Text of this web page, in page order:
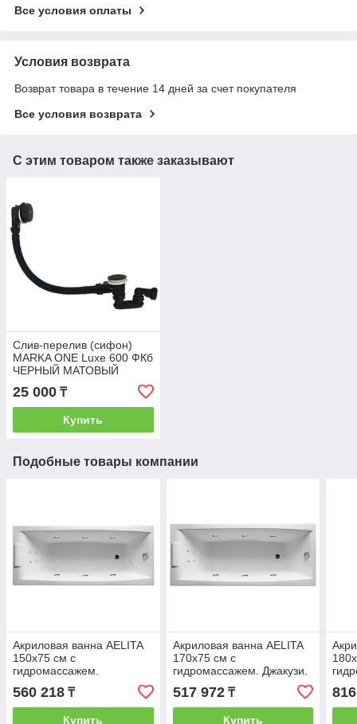
Все условия оплаты
Условия возврата
Возврат товара в течение 14 дней за счет покупателя
Все условия возврата
С этим товаром также заказывают
Слив-перелив (сифон)
MARKA ONE Luxe 600 ФКб
ЧЕРНЫЙ МАТОВЫЙ
25 000 ₸
Купить
Подобные товары компании
Акриловая ванна AELITA
150х75 см с
гидромассажем.
Джакузи.Общий массаж +
массаж спины + массаж
ног )
560 218 ₸
Купить
Акриловая ванна AELITA
170х75 см с
гидромассажем. Джакузи.
(Общий массаж + массаж
спины )
517 972₸
Купить